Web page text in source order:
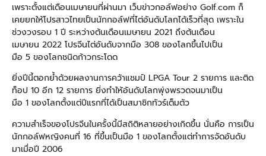
เพราะตั้งแต่เดือนเมษายนที่ผ่านมา เว็บข่าวกอล์ฟอย่าง Golf.com ก็
เคยยกให้โปรสาวไทยเป็นนักกอล์ฟที่ไต่อันดับโลกได้เร็วที่สุด เพราะใน
ช่วงวงรอบ 1 ปี ระหว่างต้นเดือนเมษายน 2021 ถึงต้นเดือน
เมษายน 2022 โปรจีนไต่อันดับจากมือ 308 ของโลกขึ้นไปเป็น
มือ 5 ของโลกชนิดก้าวกระโดด
ยิ่งปีนี้ตอกย้ำด้วยผลงานการคว้าแชมป์ LPGA Tour 2 รายการ และติด
ท็อป 10 อีก 12 รายการ ยิ่งทำให้อันดับโลกพุ่งพรวดจนมาเป็น
มือ 1 ของโลกตั้งแต่ปีแรกที่ได้เป็นสมาชิกทัวร์เต็มตัว
ความสำเร็จของโปรจีนในครั้งนี้มีสถิติหลายอย่างเกิดขึ้น นั่นคือ การเป็น
นักกอล์ฟหญิงคนที่ 16 ที่ขึ้นเป็นมือ 1 ของโลกตั้งแต่ทำการจัดอันดับ
มาเมื่อปี 2006